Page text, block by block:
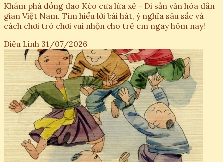
Khám phá đồng dao Kéo cưa lừa xẻ - Di sản văn hóa dân
gian Việt Nam. Tìm hiểu lời bài hát, ý nghĩa sâu sắc và
cách chơi trò chơi vui nhộn cho trẻ em ngay hôm nay!
Diệu Linh 31/07/2026